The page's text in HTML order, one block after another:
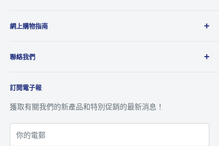
商，代理多達20多個國際品牌，產品包括消費性電子產
供全面的銷售、市場推廣及售後服務到香港及澳門地區。
網上購物指南
退貨及退款政策
追蹤訂單
聯絡我們
聯絡我們
客戶服務
訂閱電子報
獲取有關我們的新產品和特別促銷的最新消息！
你的電郵